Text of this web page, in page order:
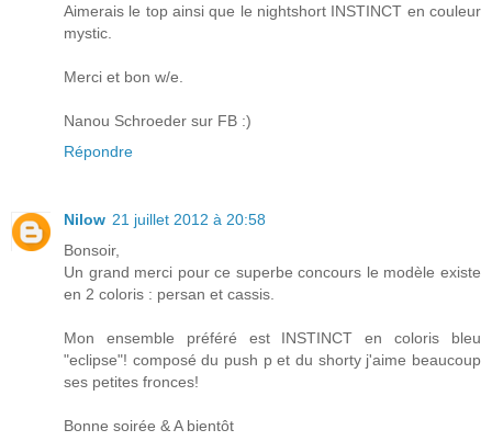
Aimerais le top ainsi que le nightshort INSTINCT en couleur
mystic.
Merci et bon w/e.
Nanou Schroeder sur FB :)
Répondre
Nilow 21 juillet 2012 à 20:58
Bonsoir,
Un grand merci pour ce superbe concours le modèle existe
en 2 coloris : persan et cassis.
Mon ensemble préféré est INSTINCT en coloris bleu
"eclipse"! composé du push p et du shorty j'aime beaucoup
ses petites fronces!
Bonne soirée & A bientôt